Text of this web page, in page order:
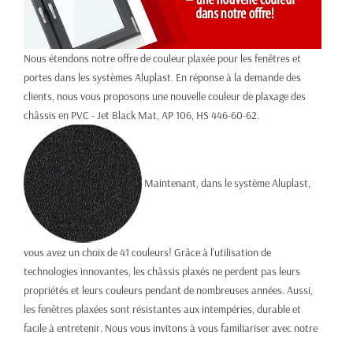
Nous étendons notre offre de couleur plaxée pour les fenêtres et
portes dans les systèmes Aluplast. En réponse à la demande des
clients, nous vous proposons une nouvelle couleur de plaxage des
châssis en PVC - Jet Black Mat, AP 106, HS 446-60-62.
Maintenant, dans le système Aluplast,
vous avez un choix de 41 couleurs! Grâce à l'utilisation de
technologies innovantes, les châssis plaxés ne perdent pas leurs
propriétés et leurs couleurs pendant de nombreuses années. Aussi,
les fenêtres plaxées sont résistantes aux intempéries, durable et
facile à entretenir. Nous vous invitons à vous familiariser avec notre